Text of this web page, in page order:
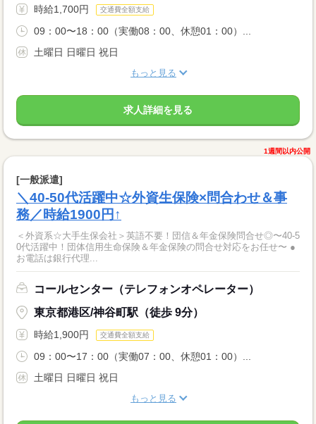
時給1,700円 交通費全額支給
09：00〜18：00（実働08：00、休憩01：00）...
土曜日 日曜日 祝日
もっと見る
求人詳細を見る
1週間以内公開
[一般派遣]
＼40-50代活躍中☆外資生保険×問合わせ＆事
務／時給1900円↑
＜外資系☆大手生保会社＞英語不要！団信＆年金保険問合せ◎〜40-5
0代活躍中！団体信用生命保険＆年金保険の問合せ対応をお任せ〜 ●
お電話は銀行代理...
コールセンター（テレフォンオペレーター）
東京都港区/神谷町駅（徒歩 9分）
時給1,900円 交通費全額支給
09：00〜17：00（実働07：00、休憩01：00）...
土曜日 日曜日 祝日
もっと見る